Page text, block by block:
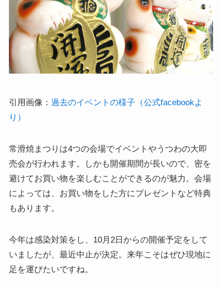
引用画像： 過去のイベントの様子（公式facebookよ
り）
常滑焼まつりは4つの会場でイベントやうつわの大即
売会が行われます。しかも開催期間が長いので、密を
避けてお買い物を楽しむことができるのが魅力。会場
によっては、お買い物をした方にプレゼントなど特典
もあります。
今年は感染対策をし、10月2日からの開催予定をして
いましたが、最近中止が決定。来年こそはぜひ現地に
足を運びたいですね。